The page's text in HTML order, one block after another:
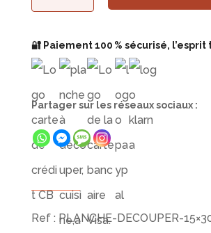
de
planche
découper
en
🔐 Paiement 100 % sécurisé,
Partager sur les réseaux sociaux :
Ref : PLANCHE-DECOUPER-